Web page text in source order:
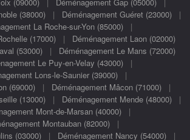
(38000)| Déménagement Guéret (23000)|
La Roche-sur-Yon (85000) |
(17000)| Déménagement Laon (02000)
(53000)| Déménagement Le Mans (72000)
Le Puy-en-Velay (43000) |
Lons-le-Saunier (39000)|
(69000) | Déménagement Mâcon (71000) |
(13000)| Déménagement Mende (48000)|
Mont-de-Marsan (40000)|
Montauban (82000)|
(03000) | Déménagement Nancy (54000) |